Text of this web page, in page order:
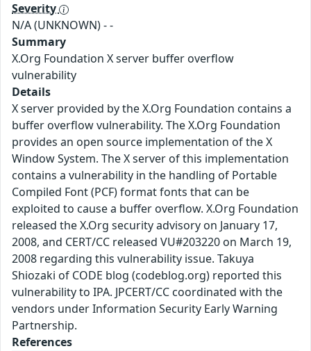
Severity
N/A (UNKNOWN)- -
Summary
X.Org Foundation X server buffer overflow
vulnerability
Details
X server provided by the X.Org Foundation contains a
buffer overflow vulnerability. The X.Org Foundation
provides an open source implementation of the X
Window System. The X server of this implementation
contains a vulnerability in the handling of Portable
Compiled Font (PCF) format fonts that can be
exploited to cause a buffer overflow. X.Org Foundation
released the X.Org security advisory on January 17,
2008, and CERT/CC released VU#203220 on March 19,
2008 regarding this vulnerability issue. Takuya
Shiozaki of CODE blog (codeblog.org) reported this
vulnerability to IPA. JPCERT/CC coordinated with the
vendors under Information Security Early Warning
Partnership.
References